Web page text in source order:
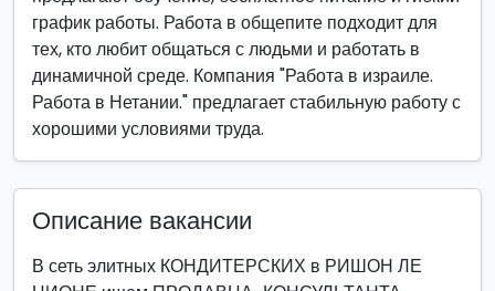
график работы. Работа в общепите подходит для
тех, кто любит общаться с людьми и работать в
динамичной среде. Компания "Работа в израиле.
Работа в Нетании." предлагает стабильную работу с
хорошими условиями труда.
Описание вакансии
В сеть элитных КОНДИТЕРСКИХ в РИШОН ЛЕ